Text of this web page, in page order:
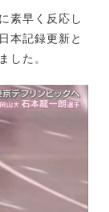
素早く反応し
本記録更新と
した。